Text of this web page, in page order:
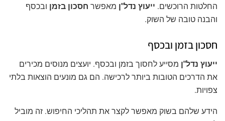
החלטות הרוכשים. ייעוץ נדל"ן מאפשר חסכון בזמן ובכסף
והבנה טובה של השוק.
חסכון בזמן ובכסף
ייעוץ נדל"ן מסייע לחסוך בזמן ובכסף. יועצים מנוסים מכירים
את הדרכים הטובות ביותר לרכישה. הם גם מונעים הוצאות בלתי
צפויות.
הידע שלהם בשוק מאפשר לקצר את תהליכי החיפוש. זה מוביל